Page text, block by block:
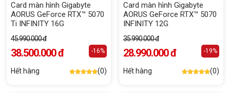
Card màn hình Gigabyte
AORUS GeForce RTX™ 5070
Ti INFINITY 16G
45.990.000 đ
38.500.000 đ -16%
Hết hàng (0)
Card màn hình Gigabyte
AORUS GeForce RTX™ 5070
INFINITY 12G
35.990.000 đ
28.990.000 đ -19%
Hết hàng (0)